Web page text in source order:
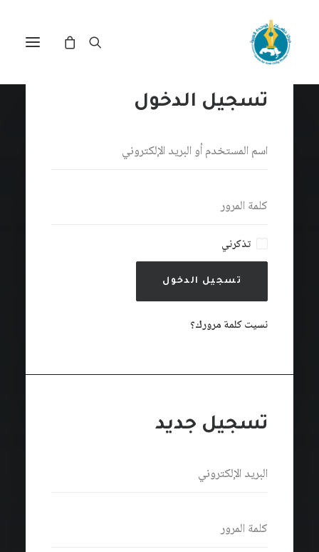
تسجيل الدخول
تذكرني
تسجيل الدخول
نسيت كلمة مرورك؟
تسجيل جديد